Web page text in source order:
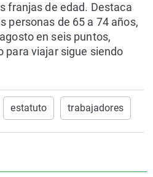
franjas de edad. Destaca
personas de 65 a 74 años,
en seis puntos,
para viajar sigue siendo
estatuto trabajadores